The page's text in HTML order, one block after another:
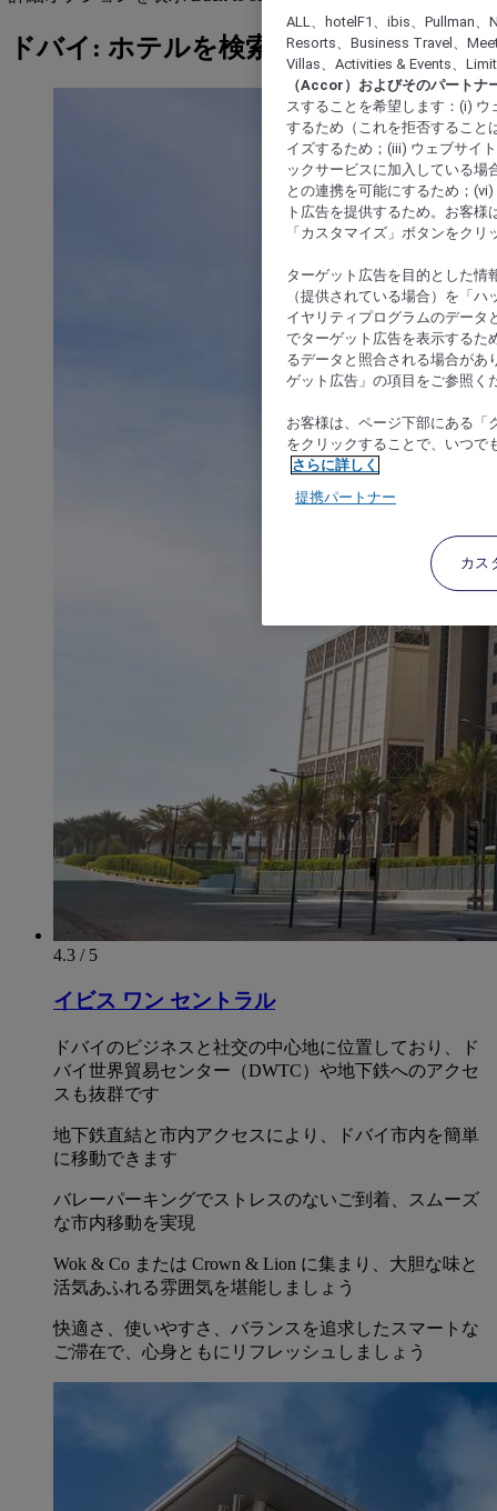
ドバイ: ホテルを検索する
4.3 / 5
イビス ワン セントラル
ドバイのビジネスと社交の中心地に位置しており、ド
バイ世界貿易センター（DWTC）や地下鉄へのアクセ
スも抜群です
地下鉄直結と市内アクセスにより、ドバイ市内を簡単
に移動できます
バレーパーキングでストレスのないご到着、スムーズ
な市内移動を実現
Wok & Co または Crown & Lion に集まり、大胆な味と
活気あふれる雰囲気を堪能しましょう
快適さ、使いやすさ、バランスを追求したスマートな
ご滞在で、心身ともにリフレッシュしましょう
ALL、hotelF1、ibis、Pullman
Resorts、Business Travel、
Villas、Activities & Events、
（Accor）およびそのパートナ
スすることを希望します：(i)
するため（これを拒否すること
イズするため；(iii) ウェブサイ
ックサービスに加入している場
との連携を可能にするため；
ト広告を提供するため。お客
「カスタマイズ」ボタンをク
ターゲット広告を目的とした情
（提供されている場合）を「
イヤリティプログラムのデータ
でターゲット広告を表示するた
るデータと照合される場合があ
ゲット広告」の項目をご参照く
お客様は、ページ下部にある「
をクリックすることで、いつで
さらに詳しく
提携パートナー
カス